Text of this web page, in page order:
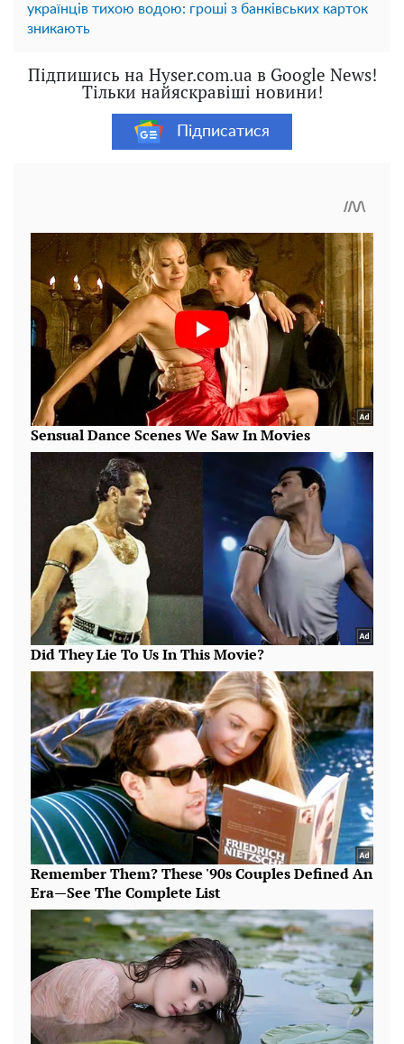
українців тихою водою: гроші з банківських карток
зникають
Підпишись на Hyser.com.ua в Google News!
Тільки найяскравіші новини!
Підписатися